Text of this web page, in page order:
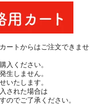
ートからはご注文できませ
入ください。
生しません。
いたします。
された場合は
のでご了承ください。